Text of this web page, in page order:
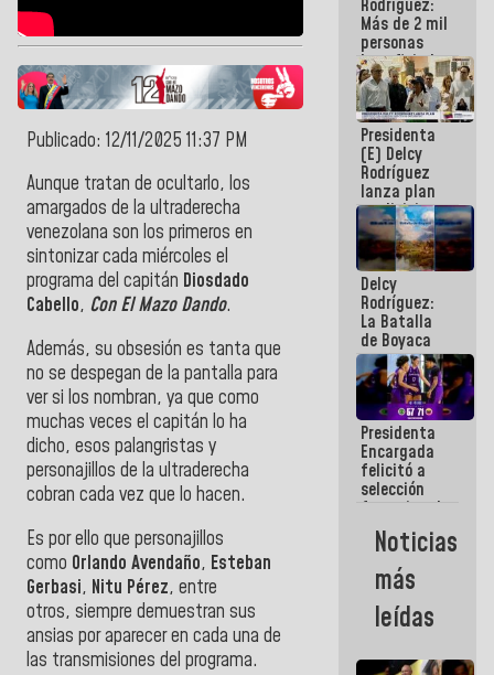
Publicado: 12/11/2025 11:37 PM
Aunque tratan de ocultarlo, los
amargados de la ultraderecha
venezolana son los primeros en
sintonizar cada miércoles el
programa del capitán Diosdado
Cabello, Con El Mazo Dando.
Además, su obsesión es tanta que
no se despegan de la pantalla para
ver si los nombran, ya que como
muchas veces el capitán lo ha
dicho, esos palangristas y
personajillos de la ultraderecha
cobran cada vez que lo hacen.
Es por ello que personajillos
como Orlando Avendaño, Esteban
Gerbasi, Nitu Pérez, entre
otros, siempre demuestran sus
ansias por aparecer en cada una de
las transmisiones del programa.
Rodríguez:
Más de 2 mil
personas
beneficiadas
con planes
para
atención de
emergencia
sísmica en
la última
semana
Presidenta
(E) Delcy
Rodríguez
lanza plan
crediticio
con subsidio
a Juntas de
Condominio
Delcy
Rodríguez:
La Batalla
de Boyaca
representa
un capítulo
decisivo en
la gesta
emancipadora
de nuestra
América
Presidenta
Encargada
felicitó a
selección
femenina de
baloncesto
por su
clasificación
a la
AmeriCup
2027
Noticias
más
leídas